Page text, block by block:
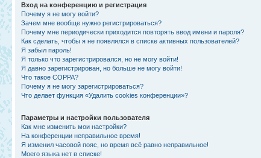
Вход на конференцию и регистрация
Почему я не могу войти?
Зачем мне вообще нужно регистрироваться?
Почему мне периодически приходится повторять ввод имени и пароля?
Как сделать, чтобы я не появлялся в списке активных пользователей?
Я забыл пароль!
Я только что зарегистрировался, но не могу войти!
Я давно зарегистрирован, но больше не могу войти!
Что такое COPPA?
Почему я не могу зарегистрироваться?
Что делает функция «Удалить cookies конференции»?
Параметры и настройки пользователя
Как мне изменить мои настройки?
На конференции неправильное время!
Я изменил часовой пояс, но время всё равно неправильное!
Моего языка нет в списке!